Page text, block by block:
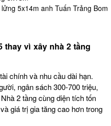
5x14m anh Tuấn Trảng Bom
thay vì xây nhà 2 tầng
chính và nhu cầu dài hạn.
ngân sách 300-700 triệu,
2 tầng cùng diện tích tốn
giá trị gia tăng cao hơn trong